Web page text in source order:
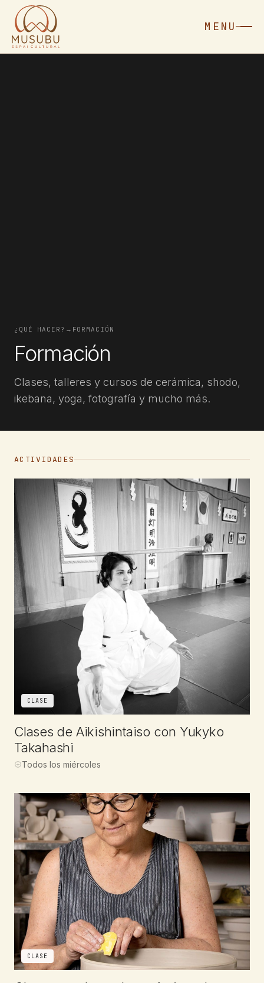
MENU
MENU
¿QUÉ HACER? → FORMACIÓN
Formación
Clases, talleres y cursos de cerámica, shodo,
ikebana, yoga, fotografía y mucho más.
ACTIVIDADES
CLASE
Clases de Aikishintaiso con Yukyko
Takahashi
Todos los miércoles
CLASE